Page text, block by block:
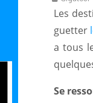
Les
guetter
a tous
Se